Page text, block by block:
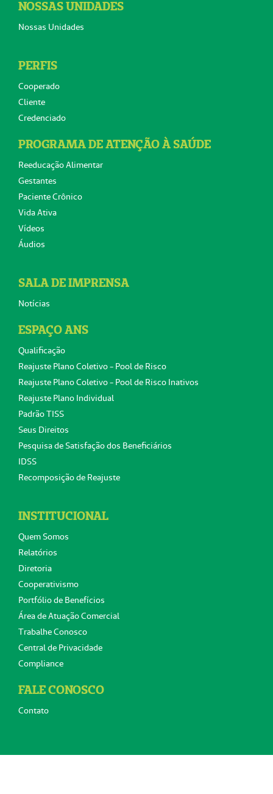
NOSSAS UNIDADES
Nossas Unidades
PERFIS
Cooperado
Cliente
Credenciado
PROGRAMA DE ATENÇÃO À SAÚDE
Reeducação Alimentar
Gestantes
Paciente Crônico
Vida Ativa
Vídeos
Áudios
SALA DE IMPRENSA
Notícias
ESPAÇO ANS
Qualificação
Reajuste Plano Coletivo - Pool de Risco
Reajuste Plano Coletivo - Pool de Risco Inativos
Reajuste Plano Individual
Padrão TISS
Seus Direitos
Pesquisa de Satisfação dos Beneficiários
IDSS
Recomposição de Reajuste
INSTITUCIONAL
Quem Somos
Relatórios
Diretoria
Cooperativismo
Portfólio de Benefícios
Área de Atuação Comercial
Trabalhe Conosco
Central de Privacidade
Compliance
FALE CONOSCO
Contato